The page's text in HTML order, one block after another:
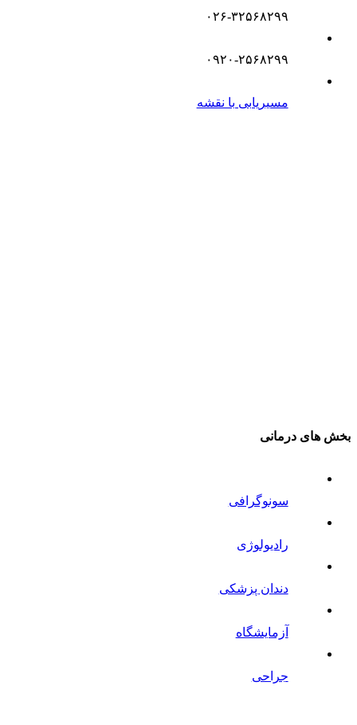
۰۲۶-۳۲۵۶۸۲۹۹
۰۹۲۰-۲۵۶۸۲۹۹
مسیریابی با نقشه
بخش های درمانی
سونوگرافی
رادیولوژی
دندان پزشکی
آزمایشگاه
جراحی